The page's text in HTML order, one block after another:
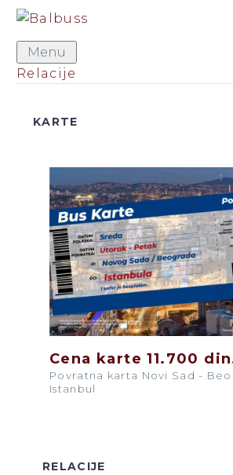
Menu
Relacije
KARTE
Cena karte 11.700
Povratna karta Novi Sad -
Istanbul
RELACIJE